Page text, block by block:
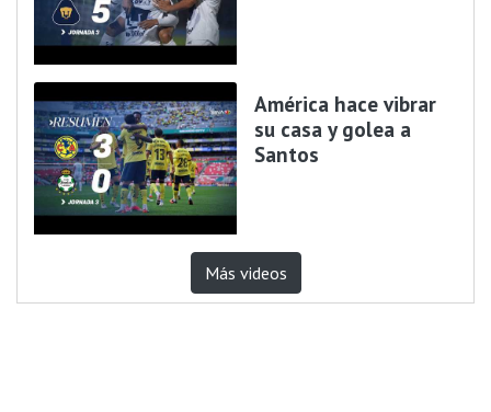
América hace vibrar
su casa y golea a
Santos
Más videos